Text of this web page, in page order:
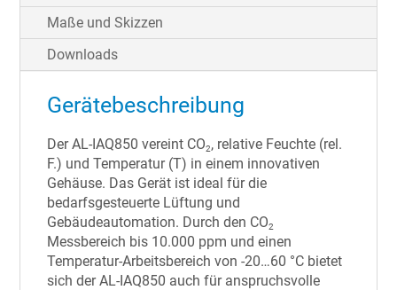
Maße und Skizzen
Downloads
Gerätebeschreibung
Der AL-IAQ850 vereint CO2, relative Feuchte (rel.
F.) und Temperatur (T) in einem innovativen
Gehäuse. Das Gerät ist ideal für die
bedarfsgesteuerte Lüftung und
Gebäudeautomation. Durch den CO2
Messbereich bis 10.000 ppm und einen
Temperatur-Arbeitsbereich von -20…60 °C bietet
sich der AL-IAQ850 auch für anspruchsvolle